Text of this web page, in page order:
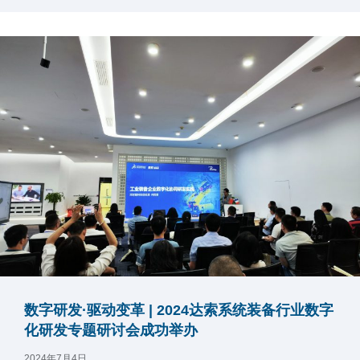
数字研发·驱动变革 | 2024达索系统装备行业数字
化研发专题研讨会成功举办